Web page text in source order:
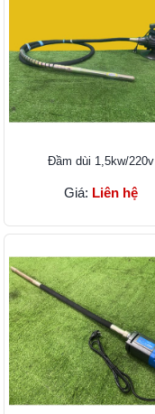
Đầm dùi 1,5kw/220v
Giá: Liên hệ